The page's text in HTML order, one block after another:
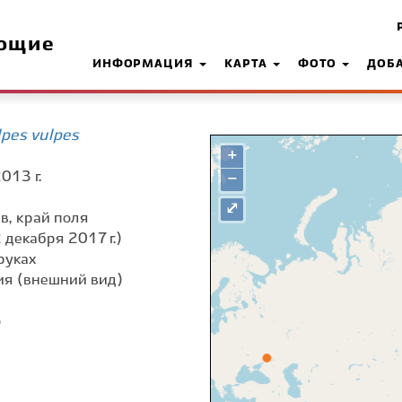
ИНФОРМАЦИЯ КАРТА ФОТО
vulpes
г.
край поля
2017 г.)
(внешний вид)
+
−
⤢